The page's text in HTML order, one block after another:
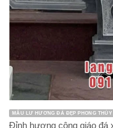
MẪU LƯ HƯƠNG ĐÁ ĐẸP PHONG
Đỉnh hương công giáo đá